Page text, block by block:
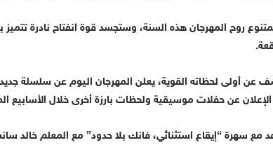
روح المهرجان هذه السنة، وستجسد قوة انفتاح نادرة تتميز
عن أولى لحظاته القوية، يعلن المهرجان اليوم عن سلسلة
عن حفلات موسيقية ولحظات بارزة أخرى خلال الأسابيع
مع سهرة “إيقاع استثنائي، فانك بلا حدود” مع المعلم خالد